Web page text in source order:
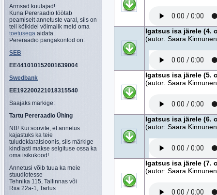
Armsad kuulajad!
Kuna Pereraadio töötab
peamiselt annetuste varal, siis on
teil kõikidel võimalik meid oma
toetusega aidata.
Pereraadio pangakontod on:
SEB
EE441010152001639004
Swedbank
EE192200221018315540
Saajaks märkige:
Tartu Pereraadio Ühing
NB! Kui soovite, et annetus
kajastuks ka teie
tuludeklaratsioonis, siis märkige
kindlasti makse selgituse ossa ka
oma isikukood!
Annetusi võib tuua ka meie
stuudiotesse
Tehnika 115, Tallinnas või
Riia 22a-1, Tartus
Igatsus isa järele (4.
(autor: Saara
Igatsus isa järele (5.
(autor: Saara
Igatsus isa järele (6.
(autor: Saara
Igatsus isa järele (7.
(autor: Saara